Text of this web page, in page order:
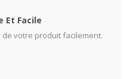
Et Facile
votre produit facilement.